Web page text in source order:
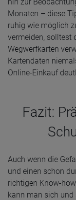
Monaten – diese
ruhig wie möglich
vermeiden, solltest
Wegwerfkarten
Kartendaten
Online-Einkauf
Fazit:
Auch wenn die
und einen schon
richtigen Know-
kann man sich